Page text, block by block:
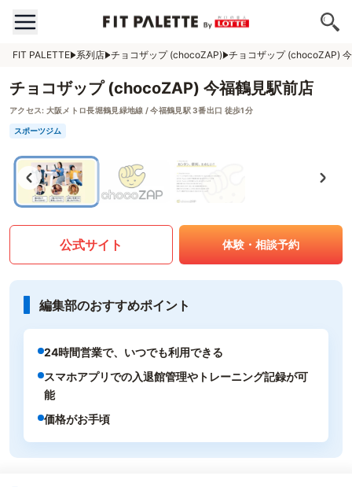
FIT PALETTE 系列店 チョコザップ (chocoZAP) チョコザップ (chocoZAP)
チョコザップ (chocoZAP) 今福鶴見駅前店
アクセス: 大阪メトロ長堀鶴見緑地線 / 今福鶴見駅 3番出口 徒歩1分
スポーツジム
公式サイト 体験・相談予約
編集部のおすすめポイント
24時間営業で、いつでも利用できる
スマホアプリでの入退館管理やトレーニング記録が可
能
価格がお手頃